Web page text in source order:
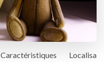
Caractéristiques